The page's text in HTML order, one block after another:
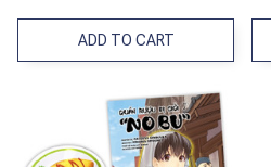
ADD TO CART